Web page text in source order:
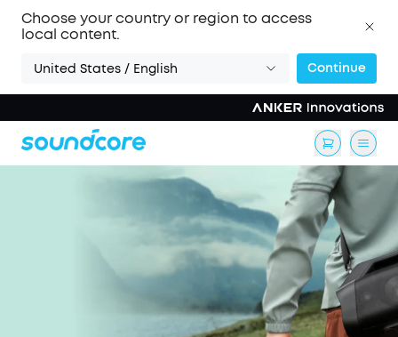
Choose your country or region to access
local content.
United States / English Continue